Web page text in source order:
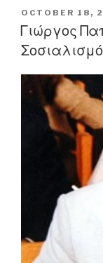
POSTED
ON
OCTOBER 18,
Γιώργος